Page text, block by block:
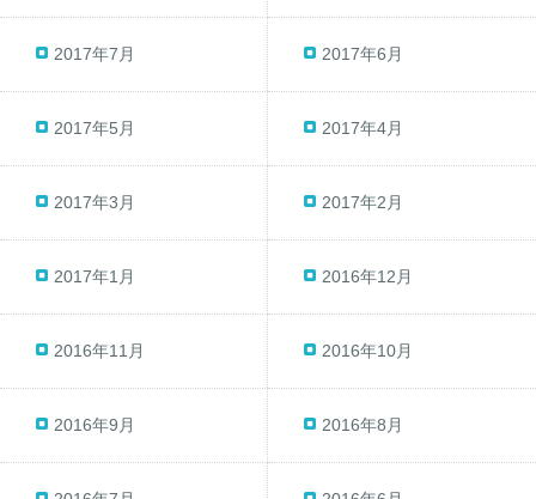
2017年7月 2017年6月
2017年5月 2017年4月
2017年3月 2017年2月
2017年1月 2016年12月
2016年11月 2016年10月
2016年9月 2016年8月